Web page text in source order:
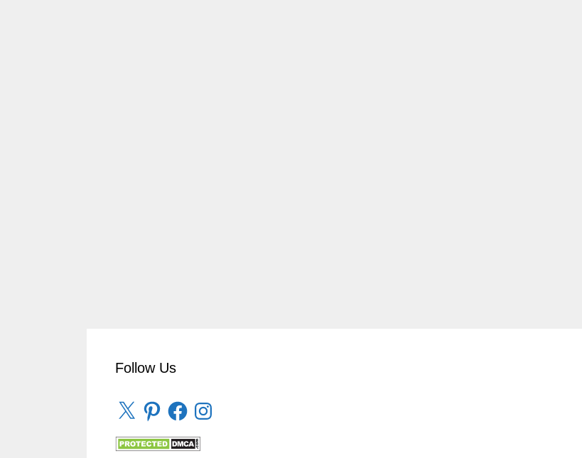
Follow Us
X PinterestFacebookInstagram